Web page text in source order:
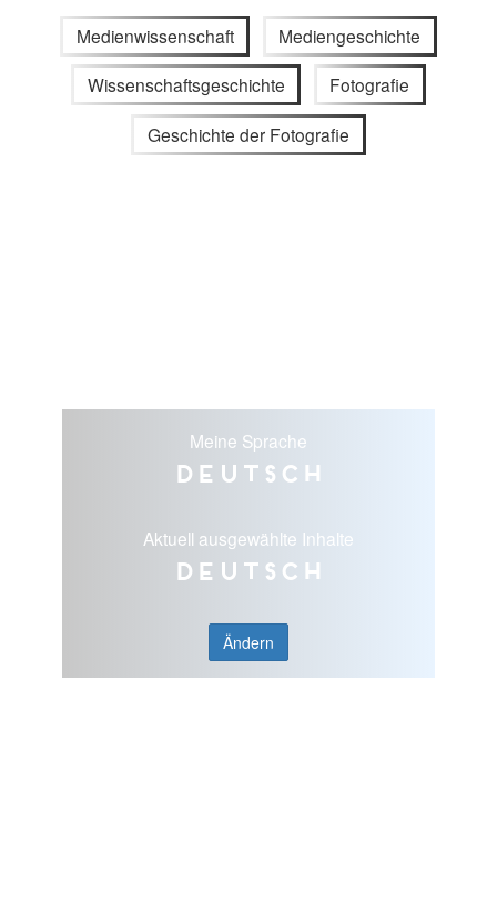
Medienwissenschaft Mediengeschichte
Wissenschaftsgeschichte Fotografie
Geschichte der Fotografie
Meine Sprache
Deutsch
Aktuell ausgewählte Inhalte
Deutsch
Ändern